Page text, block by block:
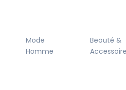
Mode
Homme
Beauté &